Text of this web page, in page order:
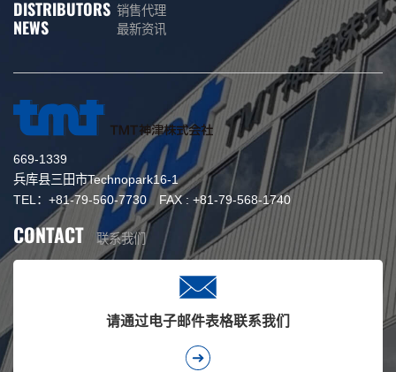
DISTRIBUTORS 销售代理
NEWS 最新资讯
669-1339
兵库县三田市Technopark16-1
TEL：+81-79-560-7730 FAX : +81-79-568-1740
CONTACT 联系我们
请通过电子邮件表格联系我们